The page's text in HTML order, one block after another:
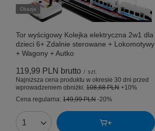
Okazja
Tor wyścigowy Kolejka elektryczna 2w1 dla
dzieci 6+ Zdalnie sterowane + Lokomotywy
+ Wagony + Autko
119,99 PLN brutto / szt.
Najniższa cena produktu w okresie 30 dni przed
wprowadzeniem obniżki: 108,68 PLN +10%
Cena regularna: 149,99 PLN -20%
Ilość produktów